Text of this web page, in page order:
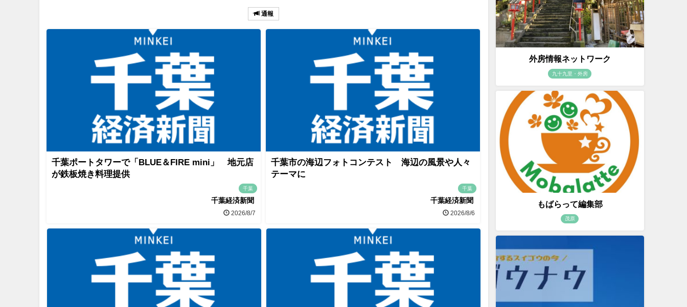
通報
千葉ポートタワーで「BLUE＆FIRE mini」 地元店
が鉄板焼き料理提供
千葉
千葉経済新聞
2026/8/7
千葉市の海辺フォトコンテスト 海辺の風景や人々
テーマに
千葉
千葉経済新聞
2026/8/6
外房情報ネットワーク
九十九里・外房
もばらって編集部
茂原